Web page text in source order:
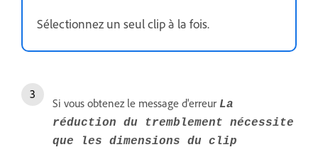
Sélectionnez un seul clip à la fois.
Si vous obtenez le message d'erreur La
réduction du tremblement nécessite
que les dimensions du clip